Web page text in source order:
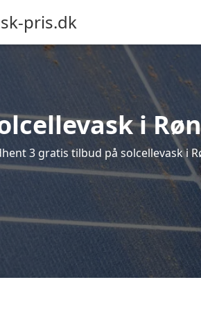
pris.dk
i
3 gratis tilbud på solcellevask i